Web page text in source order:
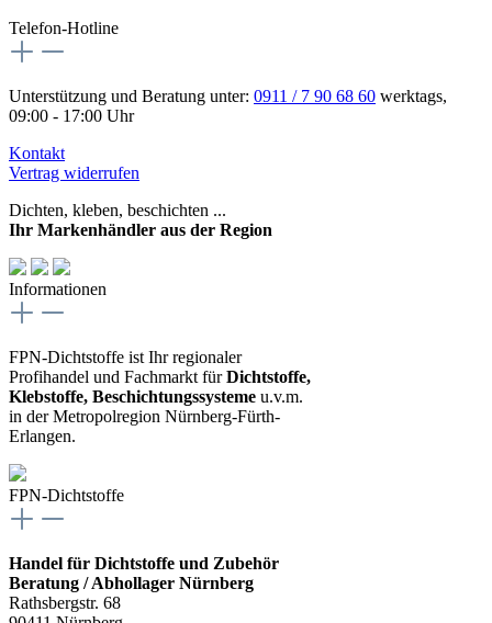
Telefon-Hotline
Unterstützung und Beratung unter: 0911 / 7 90 68 60 werktags,
09:00 - 17:00 Uhr
Kontakt
Vertrag widerrufen
Dichten, kleben, beschichten ...
Ihr Markenhändler aus der Region
Informationen
FPN-Dichtstoffe ist Ihr regionaler
Profihandel und Fachmarkt fürDichtstoffe,
Klebstoffe, Beschichtungssysteme u.v.m.
in der Metropolregion Nürnberg-Fürth-
Erlangen.
FPN-Dichtstoffe
Handel für Dichtstoffe und Zubehör
Beratung / Abhollager Nürnberg
Rathsbergstr. 68